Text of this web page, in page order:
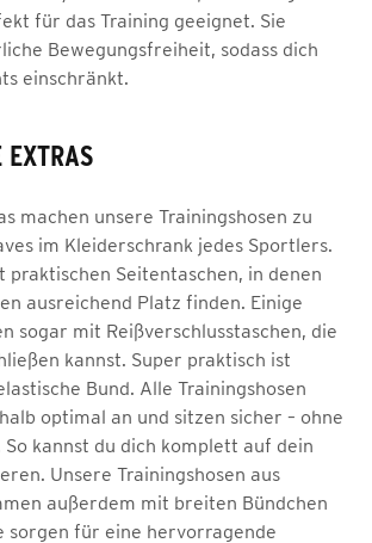
für das Training geeignet. Sie
Bewegungsfreiheit, sodass dich
einschränkt.
EXTRAS
machen unsere Trainingshosen zu
im Kleiderschrank jedes Sportlers.
praktischen Seitentaschen, in denen
ausreichend Platz finden. Einige
sogar mit Reißverschlusstaschen, die
kannst. Super praktisch ist
Bund. Alle Trainingshosen
optimal an und sitzen sicher – ohne
kannst du dich komplett auf dein
Unsere Trainingshosen aus
außerdem mit breiten Bündchen
sorgen für eine hervorragende